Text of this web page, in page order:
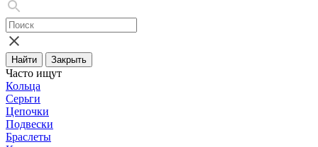
Найти Закрыть
Часто ищут
Кольца
Серьги
Цепочки
Подвески
Браслеты